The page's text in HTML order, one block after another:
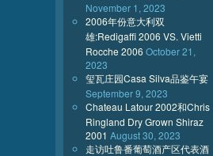
November 1, 2023
2006年份意大利双
雄:Redigaffi 2006 VS. Vietti
Rocche 2006 October 21,
2023
玺瓦庄园Casa Silva品鉴午宴
September 9, 2023
Chateau Latour 2002和Chris
Ringland Dry Grown Shiraz
2001 August 30, 2023
走访吐鲁番葡萄酒产区代表酒